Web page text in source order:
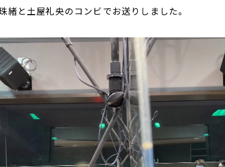
珠緒と土屋礼央のコンビでお送りしました。